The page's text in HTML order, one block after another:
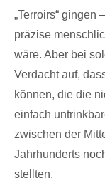
„Terroirs“ gingen
präzise
wäre. Aber bei
Verdacht auf,
können, die die
einfach
zwischen der
Jahrhunderts
stellten.